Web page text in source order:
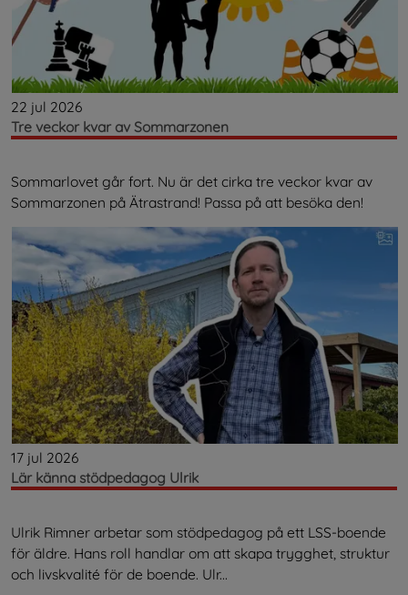
22 jul 2026
Tre veckor kvar av Sommarzonen
Sommarlovet går fort. Nu är det cirka tre veckor kvar av
Sommarzonen på Ätrastrand! Passa på att besöka den!
17 jul 2026
Lär känna stödpedagog Ulrik
Ulrik Rimner arbetar som stödpedagog på ett LSS-boende
för äldre. Hans roll handlar om att skapa trygghet, struktur
och livskvalité för de boende. Ulr...